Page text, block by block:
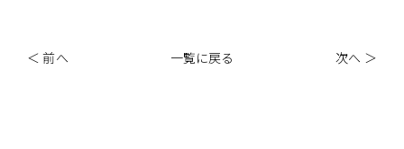
＜ 前へ 一覧に戻る 次へ ＞